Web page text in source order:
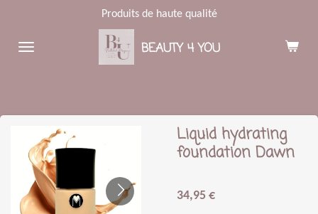
contenu
BEAUTY 4 YOU
Produits de haute qualité
Liquid hydrating
foundation Dawn
34,95 €